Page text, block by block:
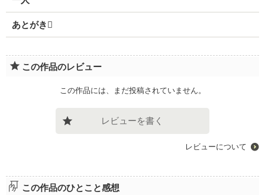
あとがき
この作品のレビュー
この作品には、まだ投稿されていません。
レビューを書く
レビューについて
この作品のひとこと感想